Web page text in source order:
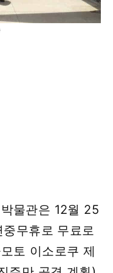
물관은 12월 25
무휴로 무료로
토 이소로쿠 제